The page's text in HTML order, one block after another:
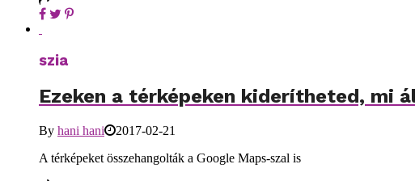
szia
Ezeken a térképeken kiderítheted, mi
By hani hani
2017-02-21
A térképeket összehangolták a Google Maps-szal is